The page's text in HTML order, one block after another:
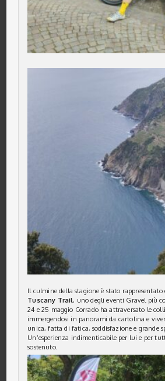
Il culmine della stagione è stato rappresentato
Tuscany Trail, uno degli eventi Gravel più
24 e 25 maggio Corrado ha attraversato le
immergendosi in panorami da cartolina e
unica, fatta di fatica, soddisfazione e grande
Un’esperienza indimenticabile per lui e per
sostenuto.